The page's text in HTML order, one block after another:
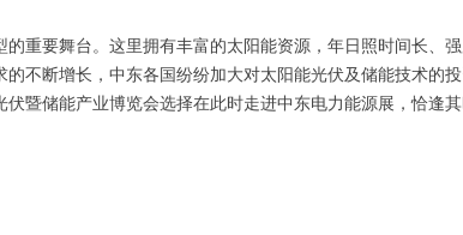
重要舞台。这里拥有丰富的太阳能资源，年日照时间长、
不断增长，中东各国纷纷加大对太阳能光伏及储能技术的
暨储能产业博览会选择在此时走进中东电力能源展，恰逢